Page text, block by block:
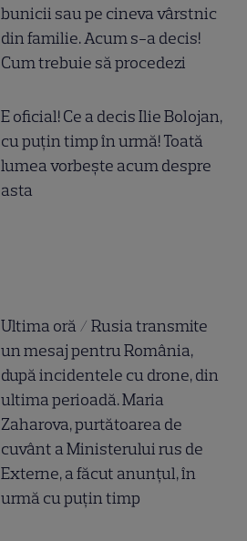
bunicii sau pe cineva vârstnic
din familie. Acum s-a decis!
Cum trebuie să procedezi
E oficial! Ce a decis Ilie Bolojan,
cu puțin timp în urmă! Toată
lumea vorbește acum despre
asta
Ultima oră / Rusia transmite
un mesaj pentru România,
după incidentele cu drone, din
ultima perioadă. Maria
Zaharova, purtătoarea de
cuvânt a Ministerului rus de
Externe, a făcut anunțul, în
urmă cu puțin timp